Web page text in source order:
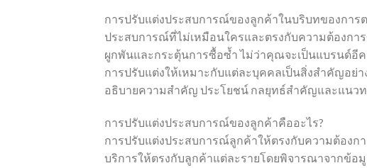
การปรับแต่งประสบการณ์ของลูกค้าในบริบทของกา
ประสบการณ์ที่ไม่เหมือนใครและตรงกับความต้องกา
ผูกพันและกระตุ้นการซื้อซ้ำ ไม่ว่าคุณจะเป็นแบรนด์อี
การปรับแต่งให้เหมาะกับแต่ละบุคคลเป็นสิ่งสำคัญอย่
อธิบายความสำคัญ ประโยชน์ กลยุทธ์สำคัญและแนว
การปรับแต่งประสบการณ์ของลูกค้าคืออะไร?
การปรับแต่งประสบการณ์ลูกค้าให้ตรงกับความต้องก
บริการให้ตรงกับลูกค้าแต่ละรายโดยพิจารณาจากข้